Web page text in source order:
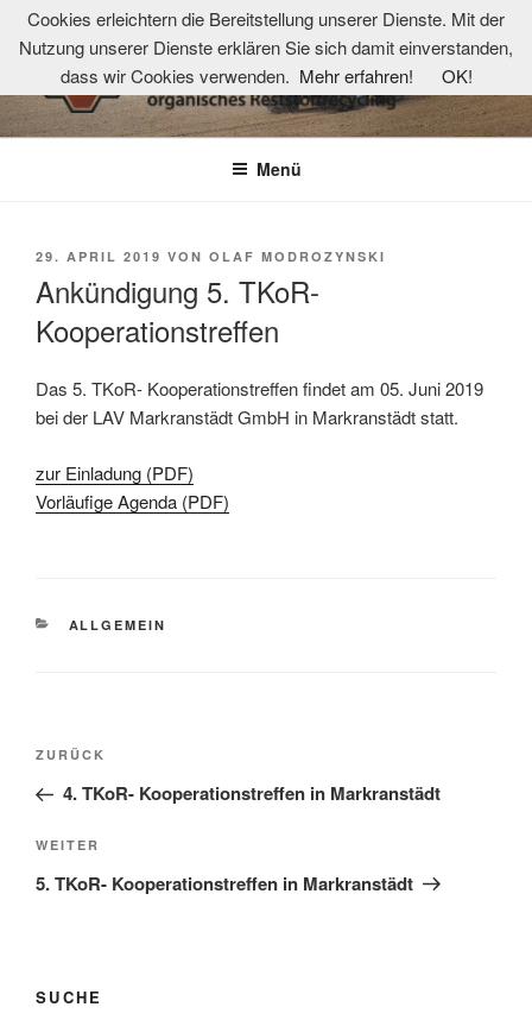
Zum
Inhalt
springen
TKOR-NETZWERK
Technologie- und Kompetenzzentrum organisches Reststoffrecycling
Menü
VERÖFFENTLICHT
29. APRIL 2019 VON OLAF MODROZYNSKI
Ankündigung 5. TKoR-
Kooperationstreffen
Das 5. TKoR- Kooperationstreffen findet am 05. Juni 2019
bei der LAV Markranstädt GmbH in Markranstädt statt.
zur Einladung (PDF)
Vorläufige Agenda (PDF)
KATEGORIEN
ALLGEMEIN
Beitragsnavigation
Vorheriger
Beitrag
ZURÜCK
4. TKoR- Kooperationstreffen in Markranstädt
Nächster
Beitrag
WEITER
5. TKoR- Kooperationstreffen in Markranstädt
SUCHE
Cookies erleichtern die Bereitstellung unserer Dienste. Mit der
Nutzung unserer Dienste erklären Sie sich damit einverstanden,
dass wir Cookies verwenden. Mehr erfahren! OK!